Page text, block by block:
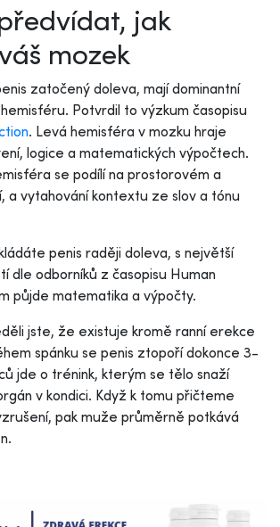
jak
mozek
zatočený doleva, mají dominantní
Potvrdil to výzkum časopisu
. Levá hemisféra v mozku hraje
logice a matematických výpočtech.
se podílí na prostorovém a
a vytahování kontextu ze slov a tónu
penis raději doleva, s největší
dle odborníků z časopisu Human
půjde matematika a výpočty.
jste, že existuje kromě ranní erekce
spánku se penis ztopoří dokonce 3-
jde o trénink, kterým se tělo snaží
v kondici. Když k tomu přičteme
pak muže průměrně potkává